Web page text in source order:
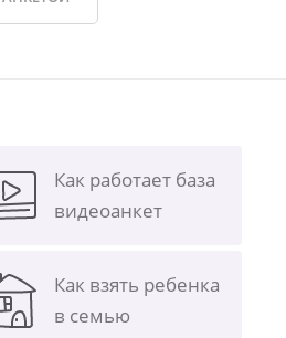
Как работает база
видеоанкет
Как взять ребенка
в семью